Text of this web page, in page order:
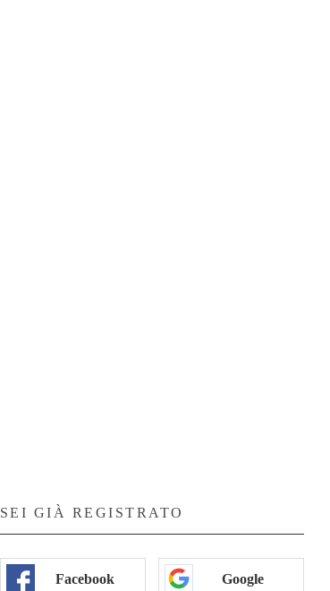
Spedizione000€
00
SEI GIÀ REGISTRATO
Facebook Google